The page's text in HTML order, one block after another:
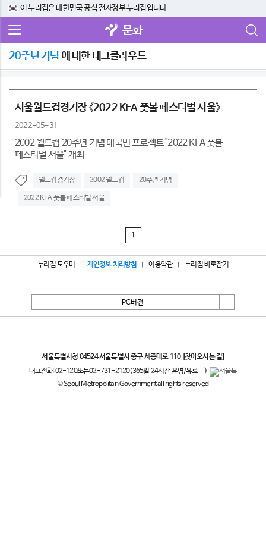
이 누리집은 대한민국 공식 전자정부 누리집입니다.
문화
20주년 기념 에 대한 태그클라우드
서울월드컵경기장 《2022 KFA 풋볼 페스티벌 서울》
2022-05-31
2002 월드컵 20주년 기념 대국민 프로젝트 "2022 KFA 풋볼
페스티벌 서울" 개최
월드컵경기장 2002 월드컵 20주년 기념
2022 KFA 풋볼 페스티벌 서울
1
누리집 도우미 개인정보 처리방침 이용약관 누리집 바로잡기
PC버전
서울특별시청 04524 서울특별시 중구 세종대로 110 [찾아오시는 길]
대표전화:02-120또는02-731-2120(365일 24시간 운영/유료
)
© Seoul Metropolitan Government all rights reserved